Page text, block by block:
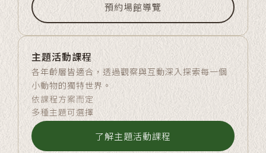
預約場館導覽
主題活動課程
各年齡層皆適合，透過觀察與互動深入探索每一個
小動物的獨特世界。
依課程方案而定
多種主題可選擇
了解主題活動課程